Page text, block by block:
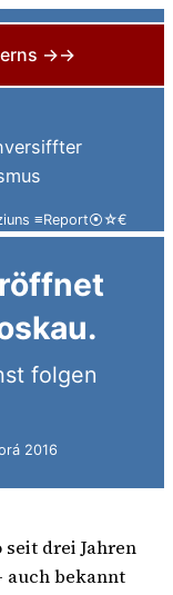
→→
≡Report⦿☆€
folgen
2016
seit drei Jahren
auch bekannt